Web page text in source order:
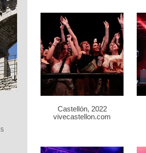
Castellón, 2022
vivecastellon.com